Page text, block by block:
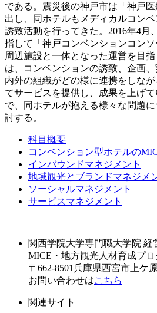
である。震災後の神戸市は「神戸
出し、同ホテルもメディカルコン
誘致活動を行ってきた。2016年4月
指して「神戸コンベンションコンソ
周辺施設と一体となった運営を目
は、コンベンションの誘致、企画
内外の組織がどの様に連携をしな
てサービスを提供し、成果を上げ
で、同ホテルが抱える様々な問題
討する。
科目概要
コンベンション型ホテルの
インバウンドマネジメント
地域観光とブランドマネジメ
ソーシャルマネジメント
サービスマネジメント
関西学院大学専門職大学院 経
MICE・地方観光人材育成プ
〒662-8501兵庫県西宮市上ケ
お問い合わせはこちら
関連サイト